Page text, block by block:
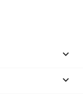

keyboard_arrow_down